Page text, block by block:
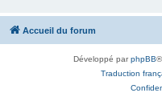
Accueil du forum
Développé parphpBB
Traduction